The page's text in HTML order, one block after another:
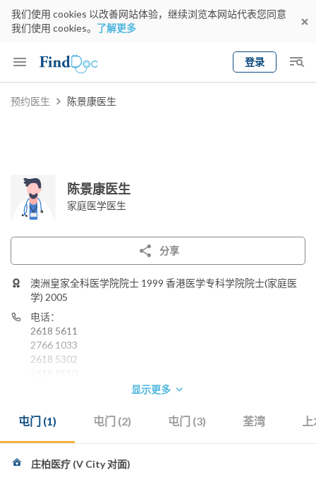
我们使用 cookies 以改善网站体验，继续浏览本网站代表您同意
我们使用 cookies。 了解更多
登录
Keyword
预约医生 陈景康医生
陈景康医生
家庭医学医生
分享
澳洲皇家全科医学院院士 1999 香港医学专科学院院士(家庭医
学) 2005
电话：
2618 5611
2766 1033
2618 5302
2618 9510
2618 0888
2618 3805
2618 3197
2613 2963
显示更多
屯门 (1) 屯门 (2) 屯门 (3) 荃湾
庄柏医疗 (V City 对面)